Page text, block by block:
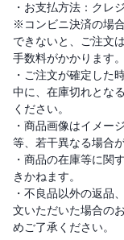
・お支払方法：クレ
※コンビニ決済の場
できないと、ご注文
手数料がかかります。
・ご注文が確定した
中に、在庫切れとな
ください。
・商品画像はイメー
等、若干異なる場合
・商品の在庫等に関
きかねます。
・不良品以外の返品
文いただいた場合の
めご了承ください。